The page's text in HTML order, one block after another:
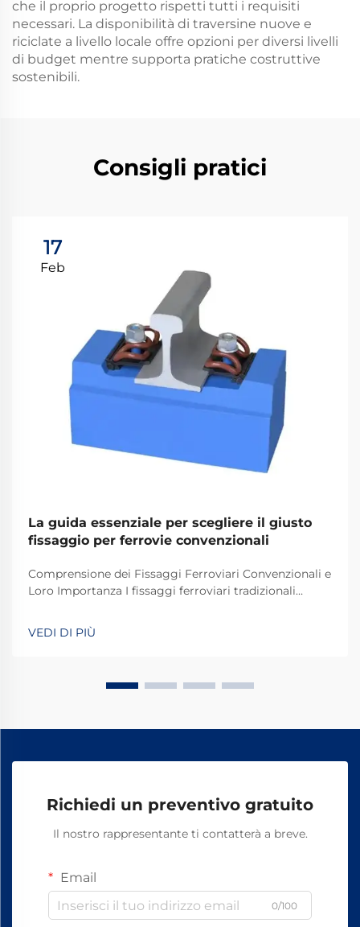
che il proprio progetto rispetti tutti i requisiti
necessari. La disponibilità di traversine nuove e
riciclate a livello locale offre opzioni per diversi livelli
di budget mentre supporta pratiche costruttive
sostenibili.
Consigli pratici
17
Feb
La guida essenziale per scegliere il giusto
fissaggio per ferrovie convenzionali
Comprensione dei Fissaggi Ferroviari Convenzionali e
Loro Importanza I fissaggi ferroviari tradizionali
stabili e sicuri i binari dei treni per le operazioni
quotidiane. La maggior parte dei sistemi si basa su
VEDI DI PIÙ
Richiedi un preventivo gratuito
Il nostro rappresentante ti contatterà a breve.
Email
0/100